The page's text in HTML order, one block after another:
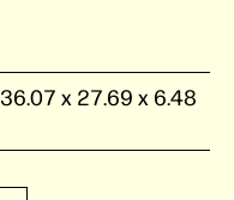
36.07 x 27.69 x 6.48